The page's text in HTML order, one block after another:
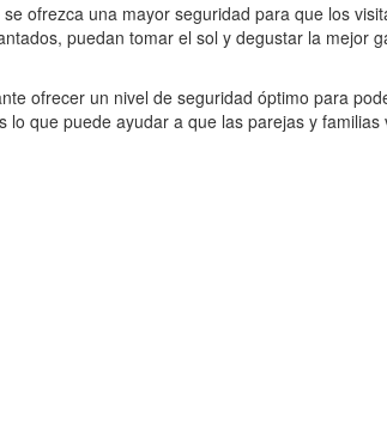
ofrezca una mayor seguridad para que los
puedan tomar el sol y degustar la
ofrecer un nivel de seguridad óptimo para
lo que puede ayudar a que las parejas y